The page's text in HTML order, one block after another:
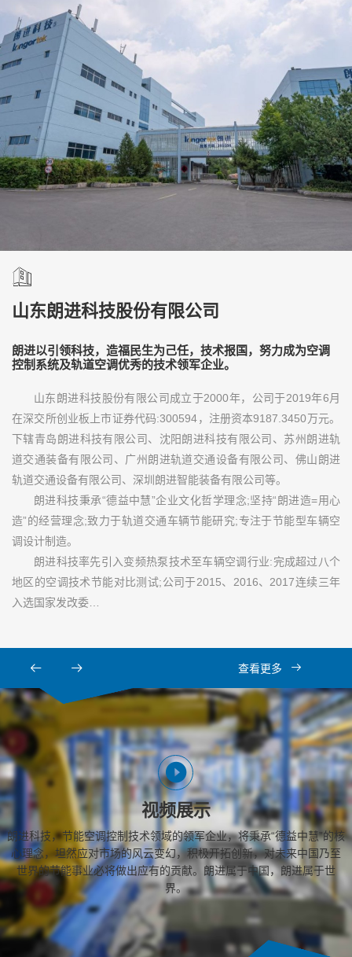
山东朗进科技股份有限公司
朗进以引领科技，造福民生为己任，技术报国，努力成为空调
控制系统及轨道空调优秀的技术领军企业。
山东朗进科技股份有限公司成立于2000年，公司于2019年6月
在深交所创业板上市证券代码:300594，注册资本9187.3450万元。
下辖青岛朗进科技有限公司、沈阳朗进科技有限公司、苏州朗进轨
道交通装备有限公司、广州朗进轨道交通设备有限公司、佛山朗进
轨道交通设备有限公司、深圳朗进智能装备有限公司等。
朗进科技秉承“德益中慧”企业文化哲学理念;坚持“朗进造=用心
造”的经营理念;致力于轨道交通车辆节能研究;专注于节能型车辆空
调设计制造。
朗进科技率先引入变频热泵技术至车辆空调行业:完成超过八个
地区的空调技术节能对比测试;公司于2015、2016、2017连续三年
入选国家发改委…
查看更多
视频展示
朗进科技，节能空调控制技术领域的领军企业，将秉承“德益中慧”的核
心理念，坦然应对市场的风云变幻，积极开拓创新，对未来中国乃至
世界的节能事业必将做出应有的贡献。朗进属于中国，朗进属于世
界。